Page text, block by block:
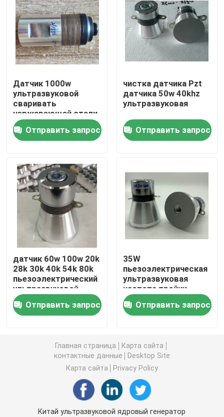
Проверка качества
Свяжитесь мы
Спросите цитату
ультразвуковой очистки датчика
Датчик Multi частоты ультразвуковой
пьезоэлектрический ультразвуковой датчик
Погружные ультразвукового преобразователя
Генератор цифров ультразвуковой
ультразвуковой частоты генератора
Ультразвуковой очистки машина
Ультразвуковой Disruptor клетки
Ультразвуковой реактор
Датчик 1000w
ультразвуковой
сваривать
нержавеющей стали
пьезоэлектрический
Отправить запрос
чистка датчика Pzt
датчика 50w 40khz
ультразвуковая
Отправить запрос
датчик 60w 100w 20k
28k 30k 40k 54k 80k
пьезоэлектрический
ультразвуковой
Отправить запрос
35W
пьезоэлектрическая
ультразвуковая
частота тройки
датчика 25/50/80 k
Отправить запрос
Главная страница
Карта сайта
контактные данные
Desktop Site
Карта сайта
Privacy Policy
Китай ультразвуковой ядровый генератор